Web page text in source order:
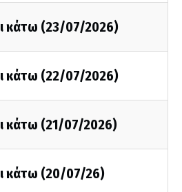
κάτω (23/07/2026)
κάτω (22/07/2026)
κάτω (21/07/2026)
κάτω (20/07/26)